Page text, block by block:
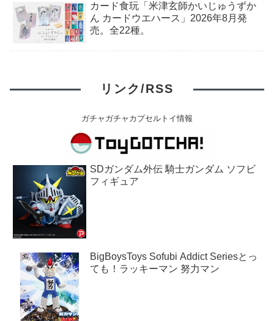
る。2026年7月18日（土）〜。
カード食玩「米津玄師かいじゅうずか
ん カードウエハース」2026年8月発
売。全22種。
リンク/RSS
ガチャガチャカプセルトイ情報
SDガンダム外伝 騎士ガンダム ソフビ
フィギュア
BigBoysToys Sofubi Addict Seriesとっ
ても！ラッキーマン 努力マン